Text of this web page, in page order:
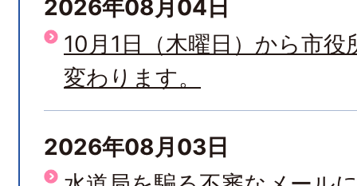
2026年08月04日
10月1日（木曜日）から市役
変わります。
2026年08月03日